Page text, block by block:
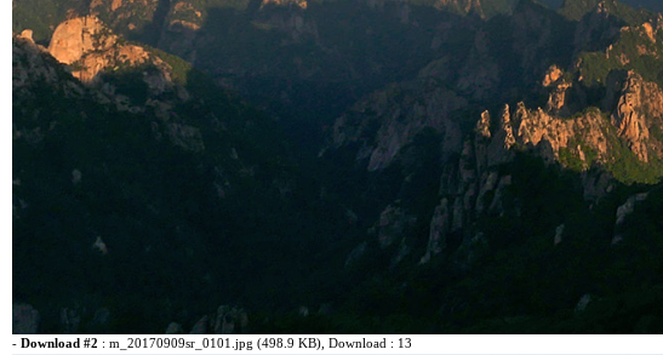
- Download #2 : m_20170909sr_0101.jpg (498.9 KB) , Download : 13